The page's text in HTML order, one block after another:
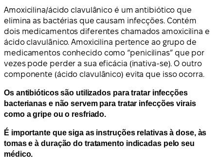
Amoxicilina/ácido clavulânico é um antibiótico que
elimina as bactérias que causam infecções. Contém
dois medicamentos diferentes chamados amoxicilina e
ácido clavulânico. Amoxicilina pertence ao grupo de
medicamentos conhecido como “penicilinas” que por
vezes pode perder a sua eficácia (inativa-se). O outro
componente (ácido clavulânico) evita que isso ocorra.
Os antibióticos são utilizados para tratar infecções
bacterianas e não servem para tratar infecções virais
como a gripe ou o resfriado.
É importante que siga as instruções relativas à dose, às
tomas e à duração do tratamento indicadas pelo seu
médico.